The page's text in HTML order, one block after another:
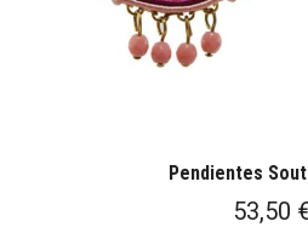
Pendientes
53,50